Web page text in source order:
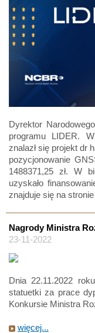
Dyrektor
programu LIDER.
znalazł się projekt dr
pozycjonowanie
1488371,25 zł. W
uzyskało
znajduje się na stronie
Nagrody Ministra
23-11-2022
Dnia 22.11.2022
statuetki za prace
Konkursie Ministra
więcej...